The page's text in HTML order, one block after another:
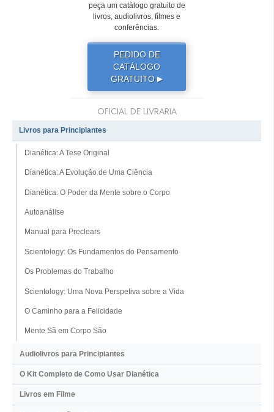
peça um catálogo gratuito de
livros, audiolivros, filmes e
conferências.
PEDIDO DE
CATÁLOGO
GRATUITO ▶
OFICIAL DE LIVRARIA
Livros para Principiantes
Dianética: A Tese Original
Dianética: A Evolução de Uma Ciência
Dianética: O Poder da Mente sobre o Corpo
Autoanálise
Manual para Preclears
Scientology: Os Fundamentos do Pensamento
Os Problemas do Trabalho
Scientology: Uma Nova Perspetiva sobre a Vida
O Caminho para a Felicidade
Mente Sã em Corpo São
Audiolivros para Principiantes
O Kit Completo de Como Usar Dianética
Livros em Filme